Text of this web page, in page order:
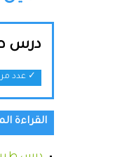
درس
✓ عدد
القراءة